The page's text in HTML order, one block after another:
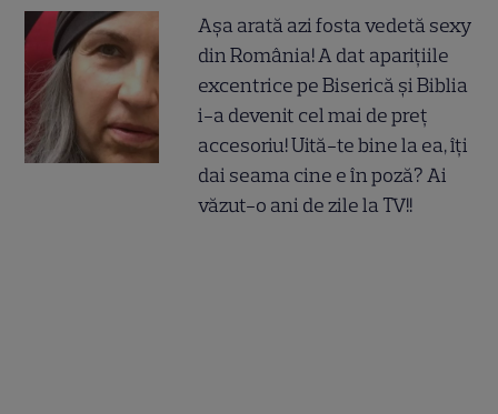
Așa arată azi fosta vedetă sexy
din România! A dat aparițiile
excentrice pe Biserică și Biblia
i-a devenit cel mai de preț
accesoriu! Uită-te bine la ea, îți
dai seama cine e în poză? Ai
văzut-o ani de zile la TV!!